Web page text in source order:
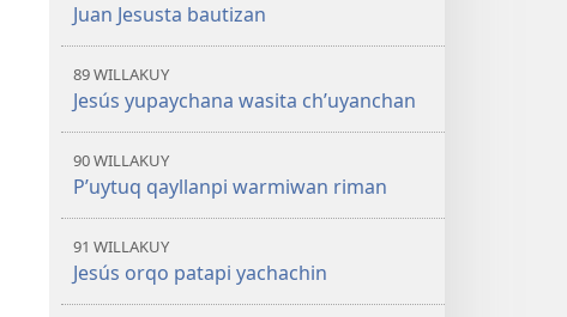
Juan Jesusta bautizan
89 WILLAKUY
Jesús yupaychana wasita ch’uyanchan
90 WILLAKUY
P’uytuq qayllanpi warmiwan riman
91 WILLAKUY
Jesús orqo patapi yachachin